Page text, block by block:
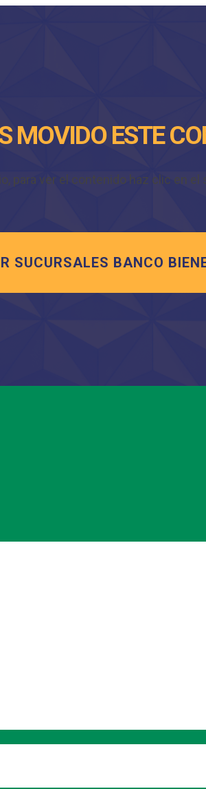
MOVIDO ESTE
para ver el contenido haz clic en
SUCURSALES BANCO